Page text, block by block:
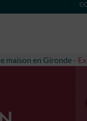
maison en Gironde -